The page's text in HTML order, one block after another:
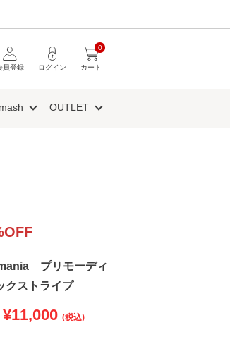
カート
0
ログイン
員登録
mash OUTLET
プリモーディ
ストライプ
¥11,000 (税込)